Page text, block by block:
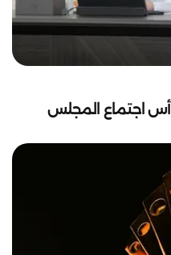
اجتماع المجلس